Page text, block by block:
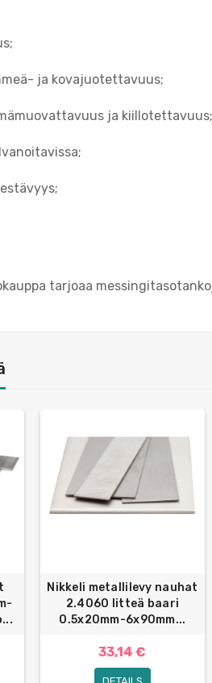
ja kovajuotettavuus;
ja kiillotettavuus;
tarjoaa
Nikkeli metallilevy nauhat
2.4060 litteä baari
0.5x20mm-6x90mm...
33,14 €